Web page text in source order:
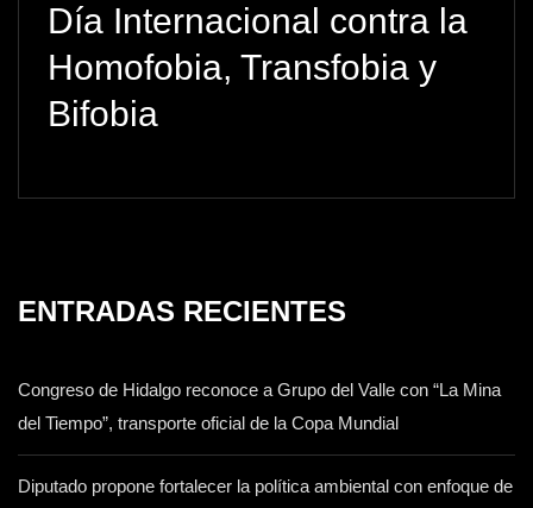
Día Internacional contra la
Homofobia, Transfobia y
Bifobia
ENTRADAS RECIENTES
Congreso de Hidalgo reconoce a Grupo del Valle con “La Mina
del Tiempo”, transporte oficial de la Copa Mundial
Diputado propone fortalecer la política ambiental con enfoque de